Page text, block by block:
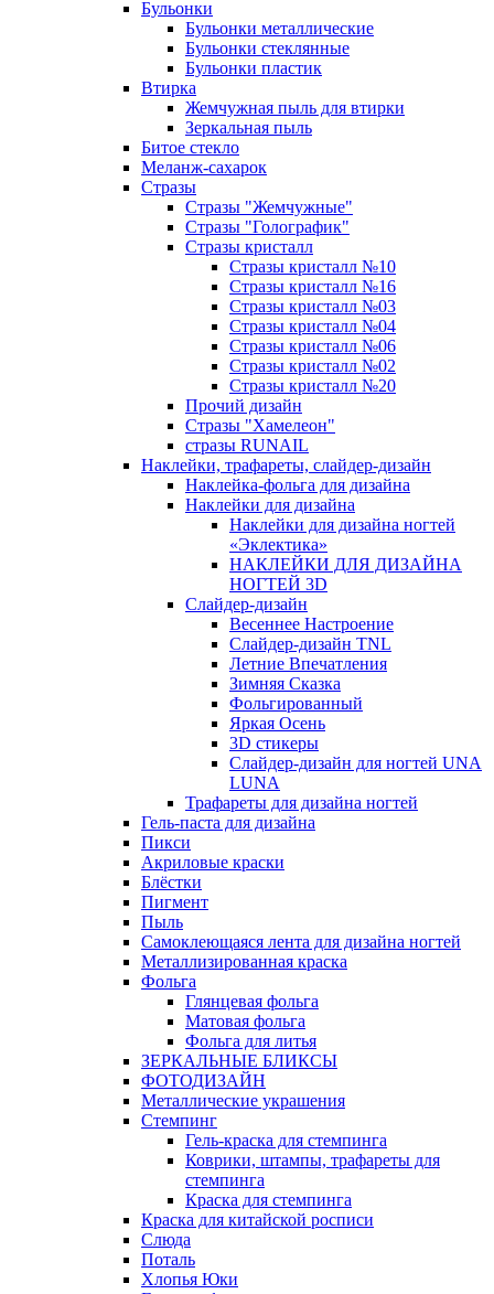
Бульонки
Бульонки металлические
Бульонки стеклянные
Бульонки пластик
Втирка
Жемчужная пыль для втирки
Зеркальная пыль
Битое стекло
Меланж-сахарок
Стразы
Стразы "Жемчужные"
Стразы "Голографик"
Стразы кристалл
Стразы кристалл №10
Стразы кристалл №16
Стразы кристалл №03
Стразы кристалл №04
Стразы кристалл №06
Стразы кристалл №02
Стразы кристалл №20
Прочий дизайн
Стразы "Хамелеон"
стразы RUNAIL
Наклейки, трафареты, слайдер-дизайн
Наклейка-фольга для дизайна
Наклейки для дизайна
Наклейки для дизайна ногтей
«Эклектика»
НАКЛЕЙКИ ДЛЯ ДИЗАЙНА
НОГТЕЙ 3D
Слайдер-дизайн
Весеннее Настроение
Слайдер-дизайн TNL
Летние Впечатления
Зимняя Сказка
Фольгированный
Яркая Осень
3D стикеры
Слайдер-дизайн для ногтей UNA
LUNA
Трафареты для дизайна ногтей
Гель-паста для дизайна
Пикси
Акриловые краски
Блёстки
Пигмент
Пыль
Самоклеющаяся лента для дизайна ногтей
Металлизированная краска
Фольга
Глянцевая фольга
Матовая фольга
Фольга для литья
ЗЕРКАЛЬНЫЕ БЛИКСЫ
ФОТОДИЗАЙН
Металлические украшения
Стемпинг
Гель-краска для стемпинга
Коврики, штампы, трафареты для
стемпинга
Краска для стемпинга
Краска для китайской росписи
Слюда
Поталь
Хлопья Юки